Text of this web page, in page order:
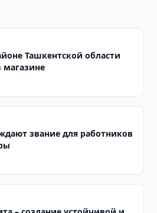
Ташкентской области
звание для работников